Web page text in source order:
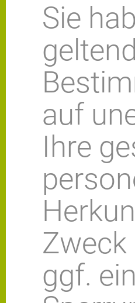
Sie
auf
Ihre
Zweck
ggf.